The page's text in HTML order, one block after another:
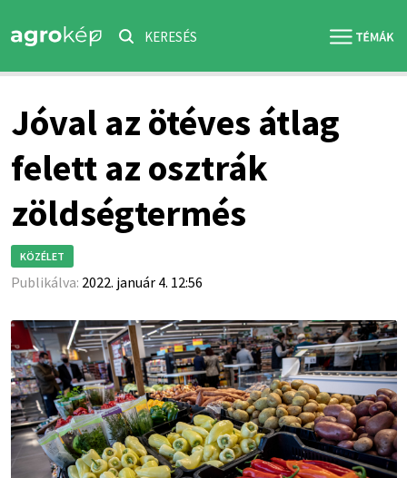
KERESÉS
Jóval az ötéves átlag
felett az osztrák
zöldségtermés
KÖZÉLET
Publikálva: 2022. január 4. 12:56